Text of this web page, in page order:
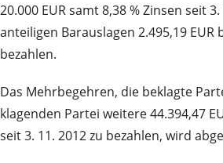
20.000 EUR samt 8,38 % Zinsen seit
anteiligen Barauslagen 2.495,19 EUR
bezahlen.
Das Mehrbegehren, die beklagte
klagenden Partei weitere 44.394,47
seit 3. 11. 2012 zu bezahlen, wird